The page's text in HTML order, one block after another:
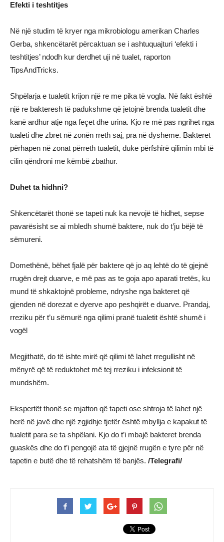
Efekti i teshtitjes
Në një studim të kryer nga mikrobiologu amerikan Charles
Gerba, shkencëtarët përcaktuan se i ashtuquajturi ‘efekti i
teshtitjes’ ndodh kur derdhet uji në tualet, raporton
TipsAndTricks.
Shpëlarja e tualetit krijon një re me pika të vogla. Në fakt është
një re bakteresh të padukshme që jetojnë brenda tualetit dhe
kanë ardhur atje nga feçet dhe urina. Kjo re më pas ngrihet nga
tualeti dhe zbret në zonën rreth saj, pra në dysheme. Bakteret
përhapen në zonat përreth tualetit, duke përfshirë qilimin mbi të
cilin qëndroni me këmbë zbathur.
Duhet ta hidhni?
Shkencëtarët thonë se tapeti nuk ka nevojë të hidhet, sepse
pavarësisht se ai mbledh shumë baktere, nuk do t’ju bëjë të
sëmureni.
Domethënë, bëhet fjalë për baktere që jo aq lehtë do të gjejnë
rrugën drejt duarve, e më pas as te goja apo aparati tretës, ku
mund të shkaktojnë probleme, ndryshe nga bakteret që
gjenden në dorezat e dyerve apo peshqirët e duarve. Prandaj,
rreziku për t’u sëmurë nga qilimi pranë tualetit është shumë i
vogël
Megjithatë, do të ishte mirë që qilimi të lahet rregullisht në
mënyrë që të reduktohet më tej rreziku i infeksionit të
mundshëm.
Ekspertët thonë se mjafton që tapeti ose shtroja të lahet një
herë në javë dhe një zgjidhje tjetër është mbyllja e kapakut të
tualetit para se ta shpëlani. Kjo do t’i mbajë bakteret brenda
guaskës dhe do t’i pengojë ata të gjejnë rrugën e tyre për në
tapetin e butë dhe të rehatshëm të banjës. /Telegrafi/